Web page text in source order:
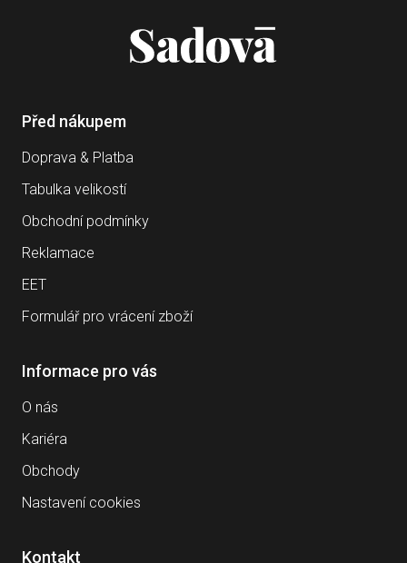
Před nákupem
Doprava & Platba
Tabulka velikostí
Obchodní podmínky
Reklamace
EET
Formulář pro vrácení zboží
Informace pro vás
O nás
Kariéra
Obchody
Nastavení cookies
Kontakt